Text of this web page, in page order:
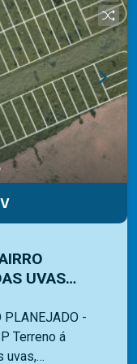
e espaço pet;
e
uma vasta
para
uma ampla
e
Imóveis é
exclusivo
UVAS
PLANEJADO -
á
uvas,